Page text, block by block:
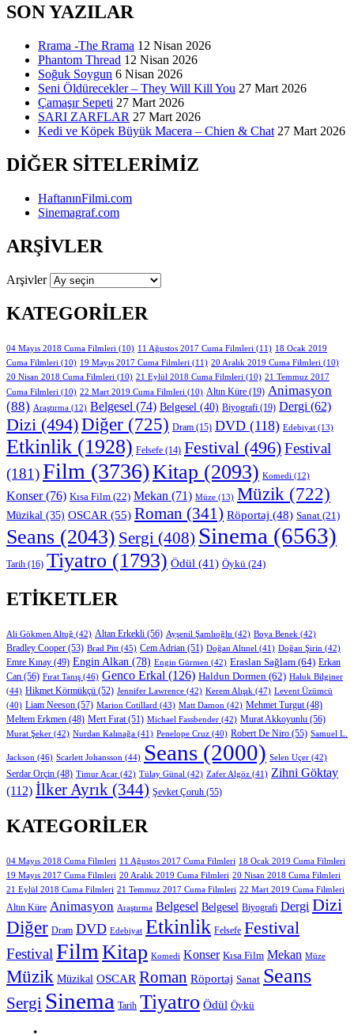
SON YAZILAR
Rrama -The Rrama 12 Nisan 2026
Phantom Thread 12 Nisan 2026
Soğuk Soygun 6 Nisan 2026
Seni Öldürecekler – They Will Kill You 27 Mart 2026
Çamaşır Sepeti 27 Mart 2026
SARI ZARFLAR 27 Mart 2026
Kedi ve Köpek Büyük Macera – Chien & Chat 27 Mart 2026
DIĞER SITELERIMIZ
HaftanınFilmi.com
Sinemagraf.com
ARŞIVLER
Arşivler
KATEGORILER
04 Mayıs 2018 Cuma Filmleri (10) 11 Ağustos 2017 Cuma Filmleri (11) 18 Ocak 2019
Cuma Filmleri (10) 19 Mayıs 2017 Cuma Filmleri (11) 20 Aralık 2019 Cuma Filmleri (10)
20 Nisan 2018 Cuma Filmleri (10) 21 Eylül 2018 Cuma Filmleri (10) 21 Temmuz 2017
Cuma Filmleri (10) 22 Mart 2019 Cuma Filmleri (10) Altın Küre (19) Animasyon
(88) Araştırma (12) Belgesel (74) Belgesel (40) Biyografi (19) Dergi (62)
Dizi (494)Diğer (725) Dram (15) DVD (118) Edebiyat (13)
Etkinlik (1928) Felsefe (14) Festival (496)Festival
(181)Film (3736)Kitap (2093) Komedi (12)
Konser(76) Kısa Film (22) Mekan (71) Müze (13) Müzik (722)
Müzikal (35) OSCAR (55) Roman (341) Röportaj (48) Sanat (21)
Seans (2043) Sergi (408) Sinema (6563)
Tarih (16) Tiyatro (1793) Ödül (41) Öykü (24)
ETIKETLER
Ali Gökmen Altuğ (42) Altan Erkekli (56) Ayşenil Şamlıoğlu (42) Boya Benek (42)
Bradley Cooper (53) Brad Pitt (45) Cem Adrian (51) Doğan Altınel (41) Doğan Şirin (42)
Emre Kınay (49) Engin Alkan (78) Engin Gürmen (42) Eraslan Sağlam (64) Erkan
Can (56) Fırat Tanış (46) Genco Erkal (126) Haldun Dormen (62) Haluk Bilginer
(44) Hikmet Körmükçü (52) Jennifer Lawrence (42) Kerem Alışık (47) Levent Üzümcü
(40) Liam Neeson (57) Marion Cotillard (43) Matt Damon (42) Mehmet Turgut (48)
Meltem Erkmen (48) Mert Fırat(51) Michael Fassbender (42) Murat Akkoyunlu (56)
Murat Şeker (42) Nurdan Kalınağa (41) Penelope Cruz (40) Robert De Niro (55) Samuel L.
Jackson (46) Scarlett Johansson (44) Seans (2000) Selen Uçer (42)
Serdar Orçin (48) Timur Acar (42) Tülay Günal (42) Zafer Algöz (41) Zihni Göktay
(112) İlker Ayrık (344) Şevket Çoruh (55)
KATEGORILER
04 Mayıs 2018 Cuma Filmleri 11 Ağustos 2017 Cuma Filmleri 18 Ocak 2019 Cuma Filmleri
19 Mayıs 2017 Cuma Filmleri 20 Aralık 2019 Cuma Filmleri 20 Nisan 2018 Cuma Filmleri
21 Eylül 2018 Cuma Filmleri 21 Temmuz 2017 Cuma Filmleri 22 Mart 2019 Cuma Filmleri
Altın Küre Animasyon Araştırma Belgesel Belgesel Biyografi Dergi Dizi
Diğer Dram DVD Edebiyat Etkinlik Felsefe Festival
Festival Film Kitap Komedi Konser Kısa Film Mekan Müze
Müzik Müzikal OSCAR Roman Röportaj Sanat Seans
Sergi Sinema Tarih Tiyatro Ödül Öykü